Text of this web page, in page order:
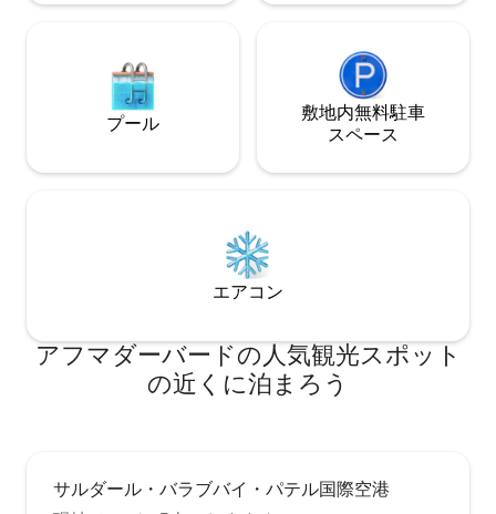
プール
敷地内無料駐⁠車
ス⁠ペ⁠ー⁠ス
エアコン
アフマダーバードの人気観光スポット
の近くに泊まろう
サルダール・バラブバイ・パテル国際空港